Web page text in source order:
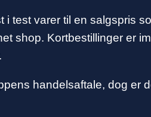
test varer til en salgspris
shop. Kortbestillinger er
handelsaftale, dog er